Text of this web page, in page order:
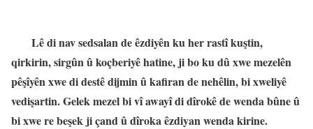
Lê di nav sedsalan de êzdiyên ku her rastî kuştin,
qirkirin, sirgûn û koçberiyê hatine, ji bo ku dû xwe mezelên
pêşîyên xwe di destê dijmin û kafiran de nehêlin, bi xweliyê
vedişartin. Gelek mezel bi vî awayî di dîrokê de wenda bûne û
bi xwe re beşek ji çand û dîroka êzdiyan wenda kirine.